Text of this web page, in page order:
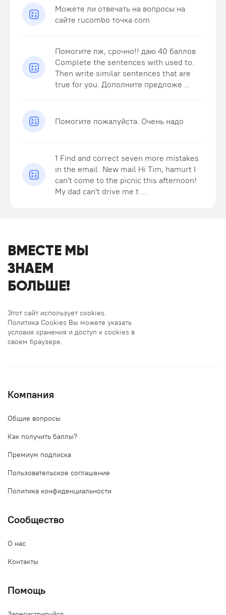
Можете ли отвечать на вопросы на
сайте rucombo точка com
Помогите пж, срочно!! даю 40 баллов
Complete the sentences with used to.
Then write similar sentences that are
true for you. Дополните предложе ...
Помогите пожалуйста. Очень надо
1 Find and correct seven more mistakes
in the email. New mail Hi Tim, hamurt I
can't come to the picnic this afternoon!
My dad can't drive me t ...
ВМЕСТЕ МЫ
ЗНАЕМ
БОЛЬШЕ!
Этот сайт использует cookies.
Политика Cookies Вы можете указать
условия хранения и доступ к cookies в
своем браузере.
Компания
Общие вопросы
Как получить баллы?
Премиум подписка
Пользовательское соглашение
Политика конфиденциальности
Сообщество
О нас
Контакты
Помощь